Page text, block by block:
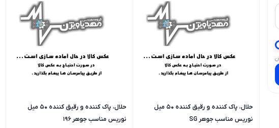
حلال، پاک کننده و رقیق کننده 50 میل
نوریس مناسب جوهر SG
حلال، پاک کننده و رقیق کننده 50 میل
نوریس مناسب جوهر 196